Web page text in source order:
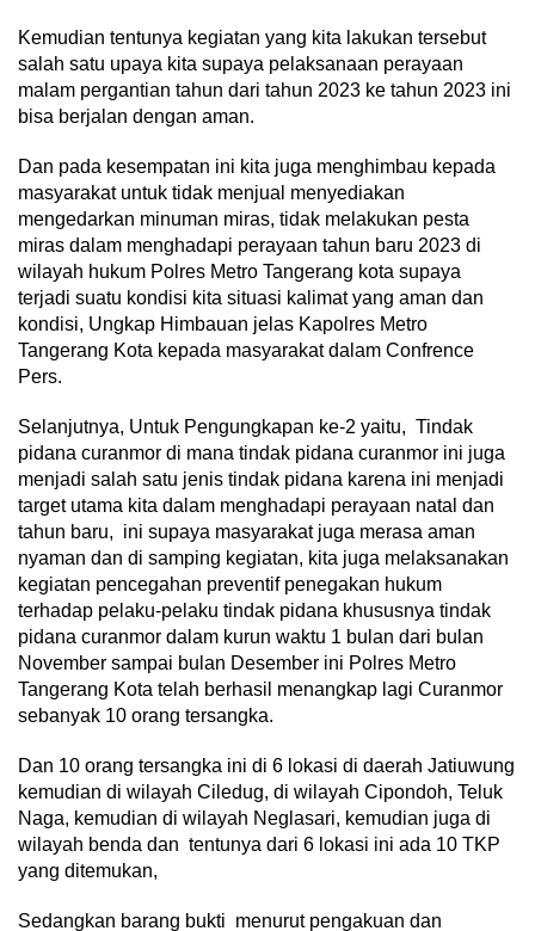
Kemudian tentunya kegiatan yang kita lakukan tersebut
salah satu upaya kita supaya pelaksanaan perayaan
malam pergantian tahun dari tahun 2023 ke tahun 2023 ini
bisa berjalan dengan aman.
Dan pada kesempatan ini kita juga menghimbau kepada
masyarakat untuk tidak menjual menyediakan
mengedarkan minuman miras, tidak melakukan pesta
miras dalam menghadapi perayaan tahun baru 2023 di
wilayah hukum Polres Metro Tangerang kota supaya
terjadi suatu kondisi kita situasi kalimat yang aman dan
kondisi, Ungkap Himbauan jelas Kapolres Metro
Tangerang Kota kepada masyarakat dalam Confrence
Pers.
Selanjutnya, Untuk Pengungkapan ke-2 yaitu, Tindak
pidana curanmor di mana tindak pidana curanmor ini juga
menjadi salah satu jenis tindak pidana karena ini menjadi
target utama kita dalam menghadapi perayaan natal dan
tahun baru, ini supaya masyarakat juga merasa aman
nyaman dan di samping kegiatan, kita juga melaksanakan
kegiatan pencegahan preventif penegakan hukum
terhadap pelaku-pelaku tindak pidana khususnya tindak
pidana curanmor dalam kurun waktu 1 bulan dari bulan
November sampai bulan Desember ini Polres Metro
Tangerang Kota telah berhasil menangkap lagi Curanmor
sebanyak 10 orang tersangka.
Dan 10 orang tersangka ini di 6 lokasi di daerah Jatiuwung
kemudian di wilayah Ciledug, di wilayah Cipondoh, Teluk
Naga, kemudian di wilayah Neglasari, kemudian juga di
wilayah benda dan tentunya dari 6 lokasi ini ada 10 TKP
yang ditemukan,
Sedangkan barang bukti menurut pengakuan dan